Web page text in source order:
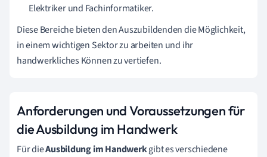
Elektriker und Fachinformatiker.
Diese Bereiche bieten den Auszubildenden die Möglichkeit,
in einem wichtigen Sektor zu arbeiten und ihr
handwerkliches Können zu vertiefen.
Anforderungen und Voraussetzungen für
die Ausbildung im Handwerk
Für dieAusbildung im Handwerkgibt es verschiedene